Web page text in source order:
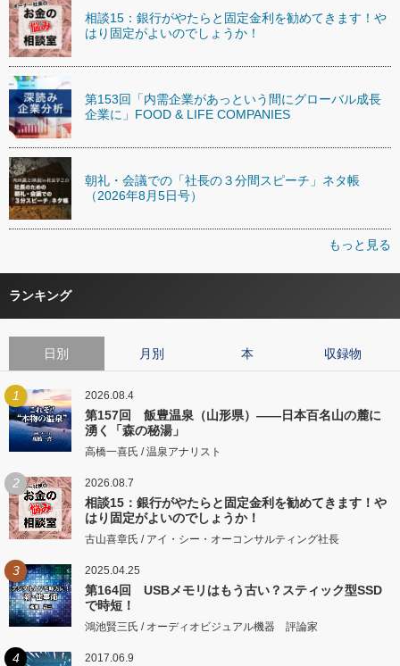
相談15：銀行がやたらと固定金利を勧めてきます！や
はり固定がよいのでしょうか！
第153回「内需企業があっという間にグローバル成長
企業に」FOOD & LIFE COMPANIES
朝礼・会議での「社長の３分間スピーチ」ネタ帳
（2026年8月5日号）
もっと見る
ランキング
日別 月別 本 収録物
1 2026.08.4
第157回 飯豊温泉（山形県）――日本百名山の麓に
湧く「森の秘湯」
高橋一喜氏 / 温泉アナリスト
2 2026.08.7
相談15：銀行がやたらと固定金利を勧めてきます！や
はり固定がよいのでしょうか！
古山喜章氏 / アイ・シー・オーコンサルティング社長
3 2025.04.25
第164回 USBメモリはもう古い？スティック型SSD
で時短！
鴻池賢三氏 / オーディオビジュアル機器 評論家
4 2017.06.9